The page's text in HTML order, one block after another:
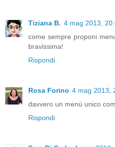
Tiziana B. 4 mag 2013,
come sempre proponi
bravissima!
Rispondi
Rosa Forino 4 mag 2013,
davvero un menù unico
Rispondi